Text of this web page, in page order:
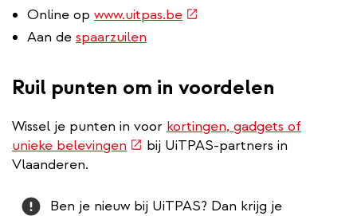
Online op www.uitpas.be(externe
Aan de spaarzuilen
Ruil punten om in voordelen
Wissel je punten in voor kortingen, gadgets of
unieke belevingen (externe
bij UiTPAS-partners in
Vlaanderen.
Attention
Ben je nieuw bij UiTPAS? Dan krijg je